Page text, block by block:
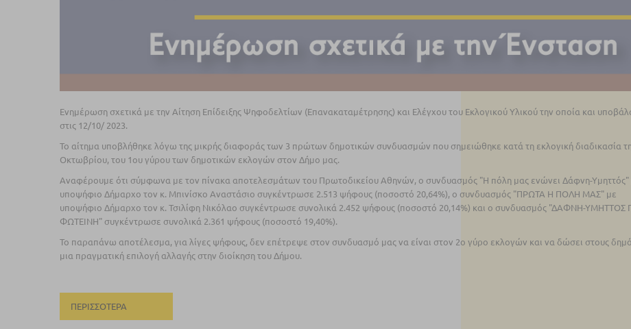
Ενημέρωση σχετικά με την Αίτηση Επίδειξης Ψηφοδελτίων (Επανακαταμέτρησης) και Ελέγχου του Εκλογικού Υλικού την οποία και
στις 12/10/ 2023.
Το αίτημα υποβλήθηκε λόγω της μικρής διαφοράς των 3 πρώτων δημοτικών συνδυασμών που σημειώθηκε κατά τη εκλογική διαδικασία
Οκτωβρίου, του 1ου γύρου των δημοτικών εκλογών στον Δήμο μας.
Αναφέρουμε ότι σύμφωνα με τον πίνακα αποτελεσμάτων του Πρωτοδικείου Αθηνών, ο συνδυασμός "Η πόλη μας ενώνει Δάφνη-Υμηττός"
υποψήφιο Δήμαρχο τον κ. Μπινίσκο Αναστάσιο συγκέντρωσε 2.513 ψήφους (ποσοστό 20,64%), ο συνδυασμός "ΠΡΩΤΑ Η ΠΟΛΗ ΜΑΣ" με
υποψήφιο Δήμαρχο τον κ. Τσιλίφη Νικόλαο συγκέντρωσε συνολικά 2.452 ψήφους (ποσοστό 20,14%) και ο συνδυασμός "ΔΑΦΝΗ-ΥΜΗΤΤΟΣ
ΦΩΤΕΙΝΗ" συγκέντρωσε συνολικά 2.361 ψήφους (ποσοστό 19,40%).
Το παραπάνω αποτέλεσμα, για λίγες ψήφους, δεν επέτρεψε στον συνδυασμό μας να είναι στον 2ο γύρο εκλογών και να δώσει στους
μια πραγματική επιλογή αλλαγής στην διοίκηση του Δήμου.
ΠΕΡΙΣΣΌΤΕΡΑ